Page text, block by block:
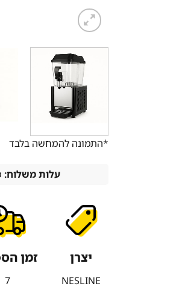
*התמונה להמחשה בלבד
עלות משלוח:
יצרן
NESLINE
זמן
7